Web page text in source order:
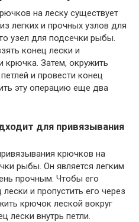
на леску существует
легких и прочных узлов для
узел для подсечки рыбы.
конец лески и
крючка. Затем, окружить
и провести конец
эту операцию еще два
для привязывания
крючков на
рыбы. Он является легким
прочным. Чтобы его
и пропустить его через
крючок леской вокруг
лески внутрь петли.